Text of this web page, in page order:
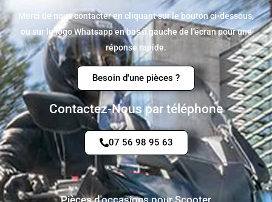
Merci de nous contacter en cliquant sur le bouton ci-dessous,
ou sur le logo Whatsapp en bas à gauche de l’écran pour une
réponse rapide.
Besoin d'une pièces ?
Contactez-Nous par téléphone
07 56 98 95 63
Pièces d'occasions pour Scooter